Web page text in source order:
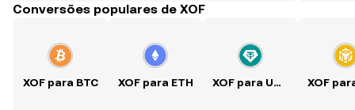
Conversões populares de XOF
XOF para BTC XOF para ETH XOF para USDT